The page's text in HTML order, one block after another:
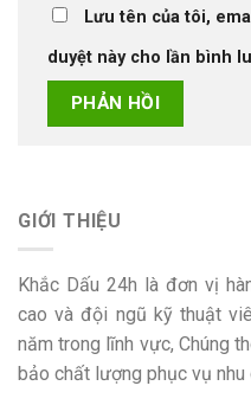
Lưu tên của tôi,
duyệt này cho lần bình
GIỚI THIỆU
Khắc Dấu 24h là đơn vị
cao và đội ngũ kỹ thuật
năm trong lĩnh vực, Chúng
bảo chất lượng phục vụ